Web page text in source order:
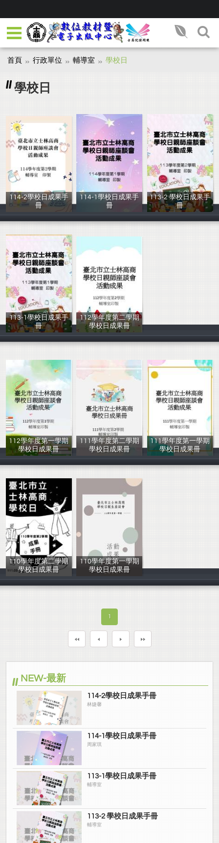
首頁 行政單位 輔導室 學校日
學校日
114-2學校日成果手
冊
林婕馨
114-1學校日成果手
冊
周家琪
113-2 學校日成果手
冊
輔導室
113-1學校日成果手
冊
輔導室
112學年度第二學期
學校日成果冊
戴芳儀
112學年度第一學期
學校日成果冊
111學年度第二學期
學校日成果冊
111學年度第一學期
學校日成果冊
110學年度第二學期
學校日成果冊
周家琪
110學年度第一學期
學校日成果冊
周家琪
1
NEW-最新
114-2學校日成果手冊
林婕馨
114-1學校日成果手冊
周家琪
113-1學校日成果手冊
輔導室
113-2 學校日成果手冊
輔導室